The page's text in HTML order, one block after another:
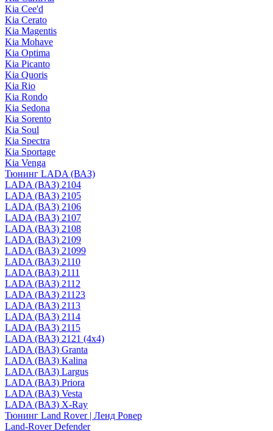
Kia Cee'd
Kia Cerato
Kia Magentis
Kia Mohave
Kia Optima
Kia Picanto
Kia Quoris
Kia Rio
Kia Rondo
Kia Sedona
Kia Sorento
Kia Soul
Kia Spectra
Kia Sportage
Kia Venga
Тюнинг LADA (ВАЗ)
LADA (ВАЗ) 2104
LADA (ВАЗ) 2105
LADA (ВАЗ) 2106
LADA (ВАЗ) 2107
LADA (ВАЗ) 2108
LADA (ВАЗ) 2109
LADA (ВАЗ) 21099
LADA (ВАЗ) 2110
LADA (ВАЗ) 2111
LADA (ВАЗ) 2112
LADA (ВАЗ) 21123
LADA (ВАЗ) 2113
LADA (ВАЗ) 2114
LADA (ВАЗ) 2115
LADA (ВАЗ) 2121 (4x4)
LADA (ВАЗ) Granta
LADA (ВАЗ) Kalina
LADA (ВАЗ) Largus
LADA (ВАЗ) Priora
LADA (ВАЗ) Vesta
LADA (ВАЗ) X-Ray
Тюнинг Land Rover | Ленд Ровер
Land-Rover Defender